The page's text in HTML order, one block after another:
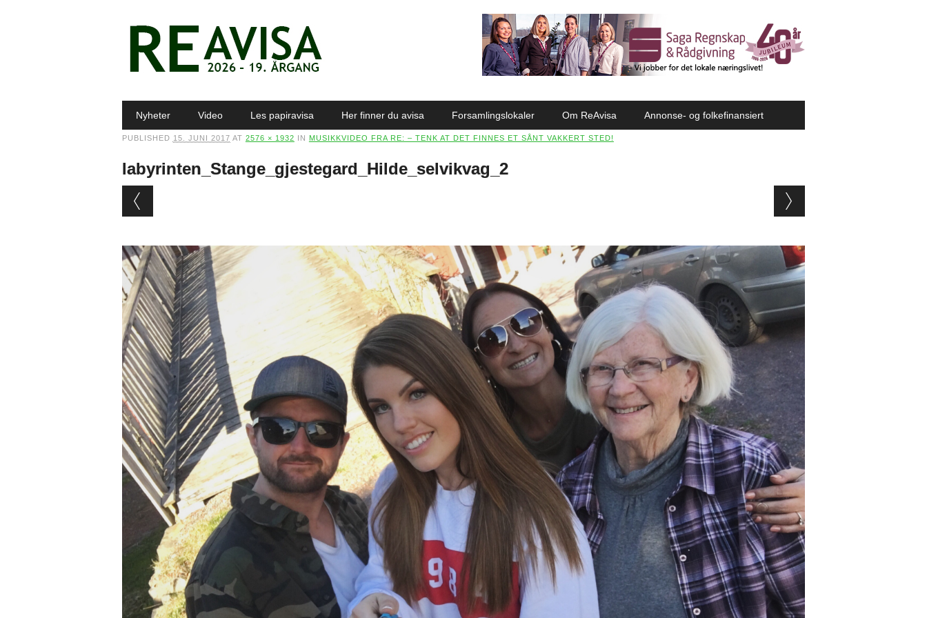
Main menu
Nyheter Video Les papiravisa Her finner du avisa Forsamlingslokaler Om ReAvisa Annonse- og folkefinansiert
PUBLISHED 15. JUNI 2017 AT 2576 × 1932 IN MUSIKKVIDEO FRA RE: – TENK AT DET FINNES ET SÅNT VAKKERT STED!
labyrinten_Stange_gjestegard_Hilde_selvikvag_2